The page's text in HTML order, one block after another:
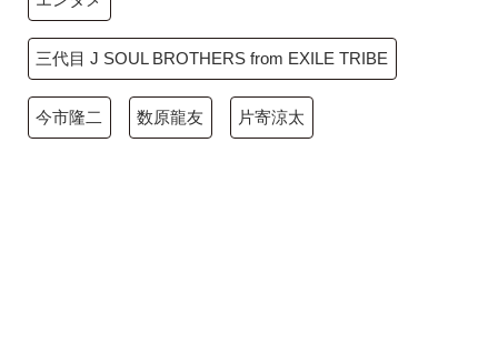
三代目 J SOUL BROTHERS from EXILE TRIBE
今市隆二 数原龍友 片寄涼太